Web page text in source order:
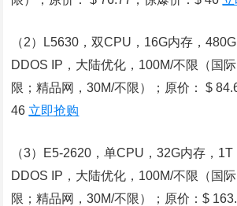
（2）L5630，双CPU，16G内存，
DDOS IP，大陆优化，100M/不限（国
限；精品网，30M/不限）；原价： $
46 立即抢购
（3）E5-2620，单CPU，32G内存，
DDOS IP，大陆优化，100M/不限（国
限；精品网，30M/不限）；原价：$